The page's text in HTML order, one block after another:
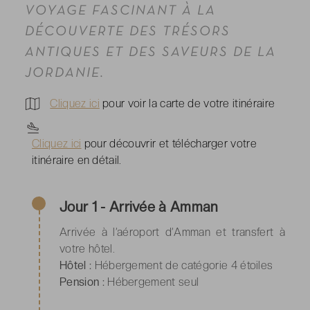
VOYAGE FASCINANT À LA
DÉCOUVERTE DES TRÉSORS
ANTIQUES ET DES SAVEURS DE LA
JORDANIE.
Cliquez ici pour voir la carte de votre itinéraire
Cliquez ici pour découvrir et télécharger votre
itinéraire en détail.
Jour 1 - Arrivée à Amman
Arrivée à l’aéroport d’Amman et transfert à
votre hôtel.
Hôtel : Hébergement de catégorie 4 étoiles
Pension : Hébergement seul